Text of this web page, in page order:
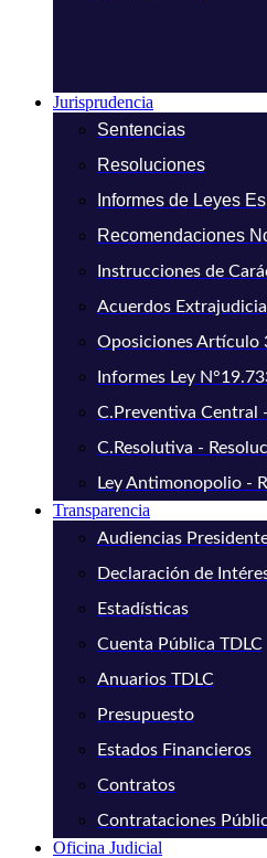
Jurisprudencia
Sentencias
Resoluciones
Informes de Leyes
Recomendaciones
Instrucciones de
Acuerdos
Oposiciones Artículo
Informes Ley
C.Preventiva Central
C.Resolutiva -
Ley Antimonopolio -
Transparencia
Audiencias
Declaración de
Estadísticas
Cuenta Pública TDLC
Anuarios TDLC
Presupuesto
Estados Financieros
Contratos
Contrataciones
Oficina Judicial